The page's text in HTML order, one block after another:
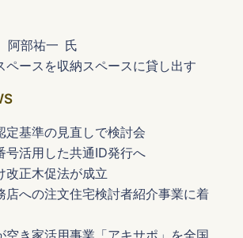
阿部祐一 氏
ペースを収納スペースに貸し出す
定基準の見直しで検討会
号活用した共通ID発行へ
改正木促法が成立
店への注文住宅検討者紹介事業に着
空き家活用事業「アキサポ」を全国